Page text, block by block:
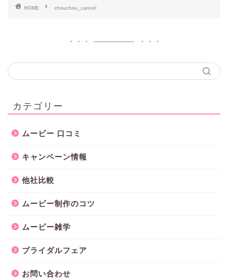
HOME chouchou_cancel
カテゴリー
ムービー 口コミ
キャンペーン情報
他社比較
ムービー制作のコツ
ムービー雑学
ブライダルフェア
お問い合わせ